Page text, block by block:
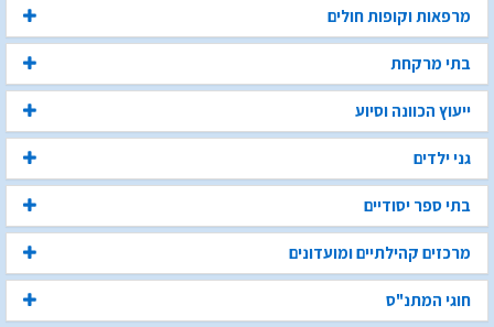
מרפאות וקופות חולים
בתי מרקחת
ייעוץ הכוונה וסיוע
גני ילדים
בתי ספר יסודיים
מרכזים קהילתיים ומועדונים
חוגי המתנ"ס